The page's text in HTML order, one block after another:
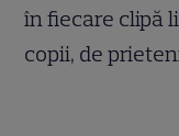
în fiecare clipă
copii, de